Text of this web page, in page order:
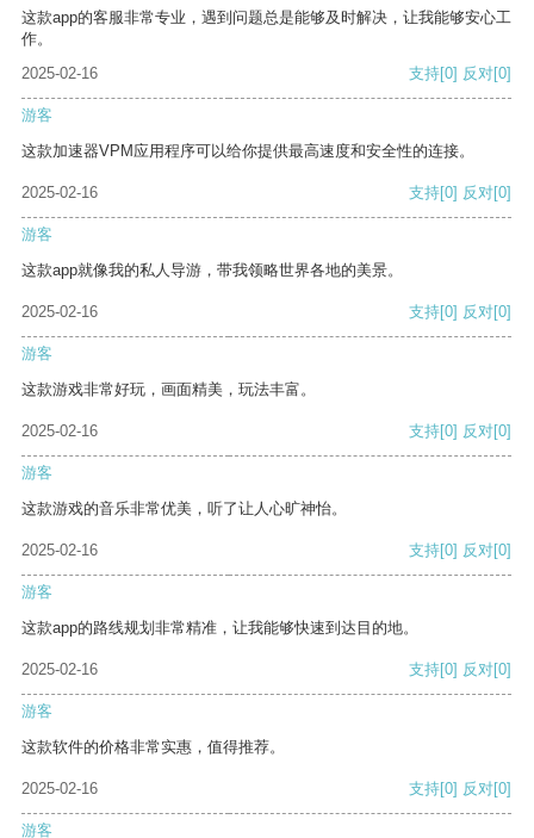
这款app的客服非常专业，遇到问题总是能够及时解决，让我能够安心工
作。
2025-02-16
支持[0] 反对[0]
游客
这款加速器VPM应用程序可以给你提供最高速度和安全性的连接。
2025-02-16 支持[0] 反对[0]
游客
这款app就像我的私人导游，带我领略世界各地的美景。
2025-02-16 支持[0] 反对[0]
游客
这款游戏非常好玩，画面精美，玩法丰富。
2025-02-16 支持[0] 反对[0]
游客
这款游戏的音乐非常优美，听了让人心旷神怡。
2025-02-16 支持[0] 反对[0]
游客
这款app的路线规划非常精准，让我能够快速到达目的地。
2025-02-16 支持[0] 反对[0]
游客
这款软件的价格非常实惠，值得推荐。
2025-02-16 支持[0] 反对[0]
游客